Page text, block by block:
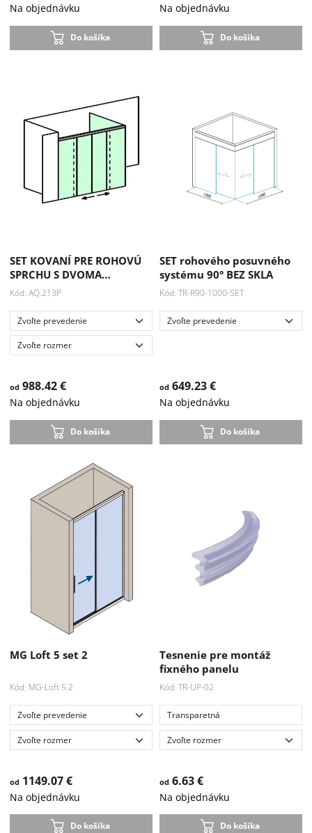
Na objednávku
Do košíka
Na objednávku
Do košíka
SET KOVANÍ PRE ROHOVÚ
SPRCHU S DVOMA…
Kód: AQ.213P
od988.42 €
Na objednávku
Do košíka
SET rohového posuvného
systému 90° BEZ SKLA
Kód: TR-R90-1000-SET
od 649.23 €
Na objednávku
Do košíka
MG Loft 5 set 2
Kód: MG-Loft 5.2
od1149.07 €
Na objednávku
Do košíka
Tesnenie pre montáž
fixného panelu
Kód: TR-UP-02
Transparetná
od 6.63 €
Na objednávku
Do košíka